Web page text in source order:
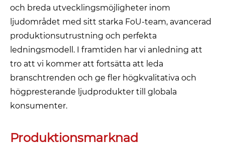
och breda utvecklingsmöjligheter inom
ljudområdet med sitt starka FoU-team, avancerad
produktionsutrustning och perfekta
ledningsmodell. I framtiden har vi anledning att
tro att vi kommer att fortsätta att leda
branschtrenden och ge fler högkvalitativa och
högpresterande ljudprodukter till globala
konsumenter.
Produktionsmarknad